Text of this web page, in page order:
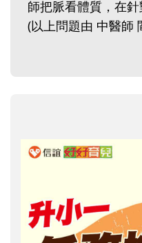
師把脈看體質，在
(以上問題由 中醫師